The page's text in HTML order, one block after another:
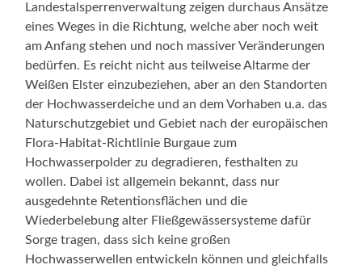
Landestalsperrenverwaltung zeigen durchaus Ansätze
eines Weges in die Richtung, welche aber noch weit
am Anfang stehen und noch massiver Veränderungen
bedürfen. Es reicht nicht aus teilweise Altarme der
Weißen Elster einzubeziehen, aber an den Standorten
der Hochwasserdeiche und an dem Vorhaben u.a. das
Naturschutzgebiet und Gebiet nach der europäischen
Flora-Habitat-Richtlinie Burgaue zum
Hochwasserpolder zu degradieren, festhalten zu
wollen. Dabei ist allgemein bekannt, dass nur
ausgedehnte Retentionsflächen und die
Wiederbelebung alter Fließgewässersysteme dafür
Sorge tragen, dass sich keine großen
Hochwasserwellen entwickeln können und gleichfalls